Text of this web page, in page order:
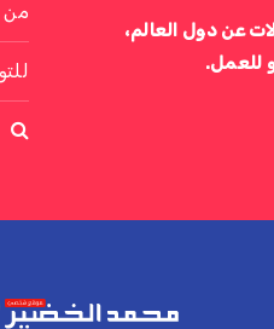
عن دول العالم،
للعمل.
من